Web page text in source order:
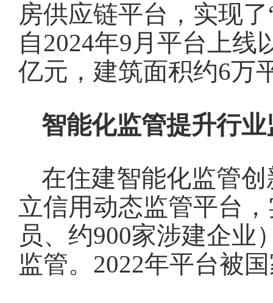
房供应链平台，实现
自2024年9月平台上线
亿元，建筑面积约6万
智能化监管提升行
在住建智能化监管
立信用动态监管平台
员、约900家涉建企业
监管。2022年平台被